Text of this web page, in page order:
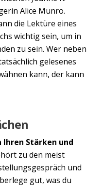
Alice Munro.
die Lektüre eines
wichtig sein, um in
zu sein. Wer neben
gelesenes
kann, der kann
Ihren Stärken und
zu den meist
und
gut, was du